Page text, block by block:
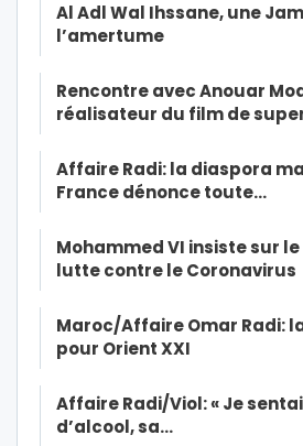
Al Adl Wal Ihssane, une
l’amertume
Rencontre avec Anouar
réalisateur du film de
Affaire Radi: la diaspora
France dénonce toute…
Mohammed VI insiste sur
lutte contre le Coronavirus
Maroc/Affaire Omar Radi:
pour Orient XXI
Affaire Radi/Viol: « Je
d’alcool, sa…